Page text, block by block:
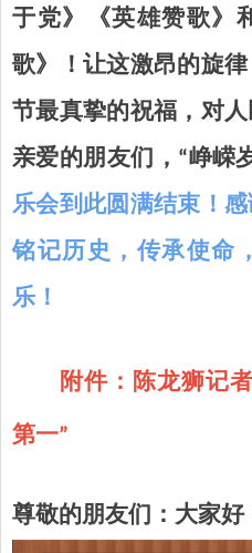
于党》《英雄赞歌》
歌》
！让这激昂的旋
节最真挚的祝福，对
亲爱的朋友们，“峥嵘
乐会到此圆满结束！
铭记历史，传承使命
乐 ！
附件：陈龙狮记
第一”
尊敬的朋友们：大家好